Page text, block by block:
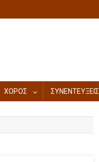
ΧΟΡΟΣ ΣΥΝΕΝΤΕΥΞΕΙΣ